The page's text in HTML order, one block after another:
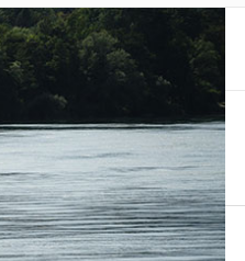
Le attrezzature principali per la
Pesca e le funzioni delle esche
Le Esche nella Pesca
Vai al testo completo